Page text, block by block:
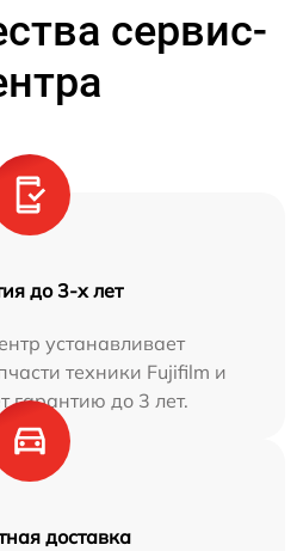
сервис-
до 3-х лет
устанавливает
техники Fujifilm и
гарантию до 3 лет.
доставка